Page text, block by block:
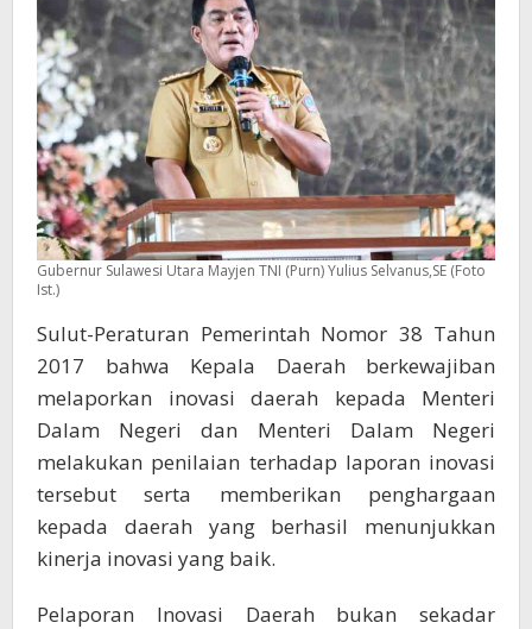
Gubernur Sulawesi Utara Mayjen TNI (Purn) Yulius Selvanus,SE (Foto
Ist.)
Sulut-Peraturan Pemerintah Nomor 38 Tahun
2017 bahwa Kepala Daerah berkewajiban
melaporkan inovasi daerah kepada Menteri
Dalam Negeri dan Menteri Dalam Negeri
melakukan penilaian terhadap laporan inovasi
tersebut serta memberikan penghargaan
kepada daerah yang berhasil menunjukkan
kinerja inovasi yang baik.
Pelaporan Inovasi Daerah bukan sekadar